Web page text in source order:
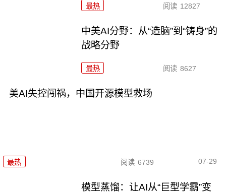
最热 阅读 12827
中美AI分野：从“造脑”到“铸身”的
战略分野
最热 阅读 8627
美AI失控闯祸，中国开源模型救场
最热 阅读 6739 07-29
模型蒸馏：让AI从“巨型学霸”变